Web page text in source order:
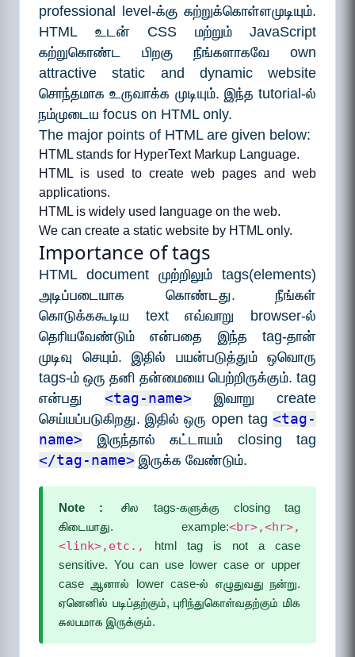
professional level-க்கு கற்றுக்கொள்ளமுடியும்.
HTML உடன் CSS மற்றும் JavaScript
கற்றுகொண்ட பிறகு நீங்களாகவே own
attractive static and dynamic website
சொந்தமாக உருவாக்க முடியும். இந்த tutorial-ல்
நம்முடைய focus on HTML only.
The major points of HTML are given below:
HTML stands for HyperText Markup Language.
HTML is used to create web pages and web
applications.
HTML is widely used language on the web.
We can create a static website by HTML only.
Importance of tags
HTML document முற்றிலும் tags(elements)
அடிப்படையாக கொண்டது. நீங்கள்
கொடுக்ககூடிய text எவ்வாறு browser-ல்
தெரியவேண்டும் என்பதை இந்த tag-தான்
முடிவு செயும். இதில் பயன்படுத்தும் ஒவொரு
tags-ம் ஒரு தனி தன்மையை பெற்றிருக்கும். tag
என்பது <tag-name> இவாறு create
செய்யப்படுகிறது. இதில் ஒரு open tag <tag-
name> இருந்தால் கட்டாயம் closing tag
</tag-name> இருக்க வேண்டும்.
Note :
சில tags-களுக்கு closing tag
கிடையாது. example:<br>,<hr>,
<link>,etc.,
html tag is not a case
sensitive. You can use lower case or upper
case ஆனால் lower case-ல் எழுதுவது நன்று.
ஏனெனில் படிப்தற்கும், புரிந்துகொள்வதற்கும் மிக
சுலபமாக இருக்கும்.